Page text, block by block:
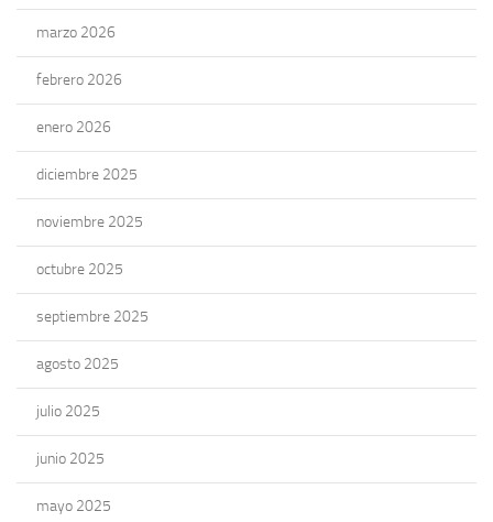
marzo 2026
febrero 2026
enero 2026
diciembre 2025
noviembre 2025
octubre 2025
septiembre 2025
agosto 2025
julio 2025
junio 2025
mayo 2025